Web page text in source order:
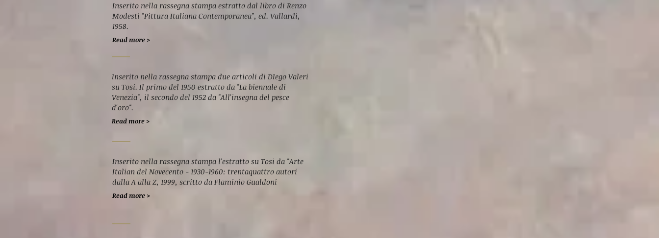
Inserito nella rassegna stampa estratto dal libro di Renzo
Modesti "Pittura Italiana Contemporanea", ed. Vallardi,
1958.
Read more >
Inserito nella rassegna stampa due articoli di DIego Valeri
su Tosi. Il primo del 1950 estratto da "La biennale di
Venezia", il secondo del 1952 da "All'insegna del pesce
d'oro".
Read more >
Inserito nella rassegna stampa l'estratto su Tosi da "Arte
Italian del Novecento - 1930-1960: trentaquattro autori
dalla A alla Z, 1999, scritto da Flaminio Gualdoni
Read more >